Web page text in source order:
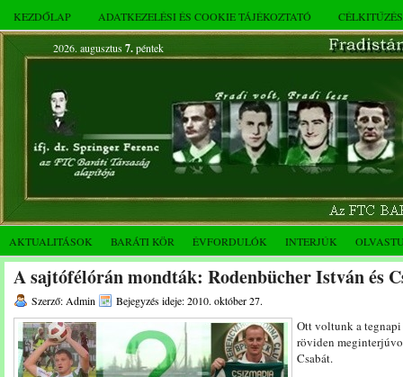
KEZDŐLAP ADATKEZELÉSI ÉS COOKIE TÁJÉKOZTATÓ
2026. augusztus 7.péntek
AKTUALITÁSOK BARÁTI KÖR ÉVFORDULÓK INTERJÚK
A sajtófélórán mondták: Rodenbücher István és
Szerző: Admin Bejegyzés ideje: 2010. október 27.
Ott voltunk a
röviden
Csabát.